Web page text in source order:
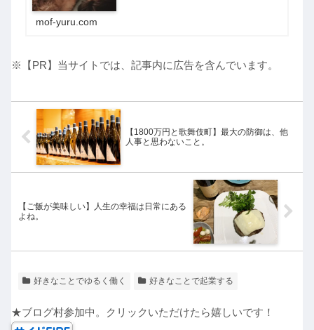
mof-yuru.com
※【PR】当サイトでは、記事内に広告を含んでいます。
【1800万円と歌舞伎町】最大の防御は、他
人事と思わないこと。
【ご飯が美味しい】人生の幸福は日常にある
よね。
好きなことでゆるく働く 好きなことで起業する
★ブログ村参加中。クリックいただけたら嬉しいです！